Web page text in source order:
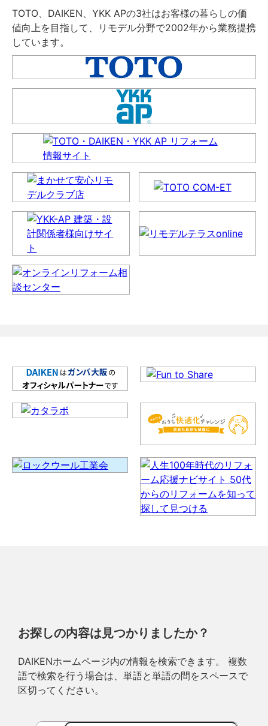
TOTO、DAIKEN、YKK APの3社はお客様の暮らしの価
値向上を目指して、リモデル分野で2002年から業務提携
しています。
お探しの内容は見つかりましたか？
DAIKENホームページ内の情報を検索できます。 複数
語で検索を行う場合は、単語と単語の間をスペースで
区切ってください。